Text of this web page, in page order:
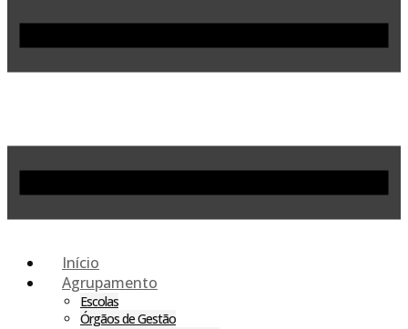
Início
Agrupamento
Escolas
Órgãos de Gestão